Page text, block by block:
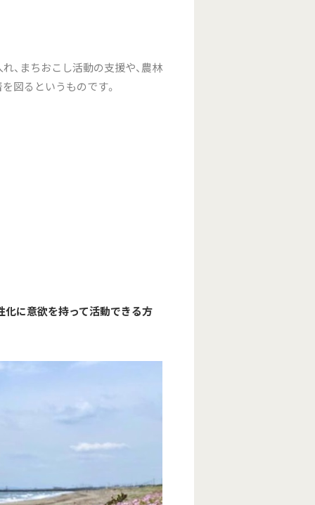
、まちおこし活動の支援や、農林
図るというものです。
化に意欲を持って活動できる方